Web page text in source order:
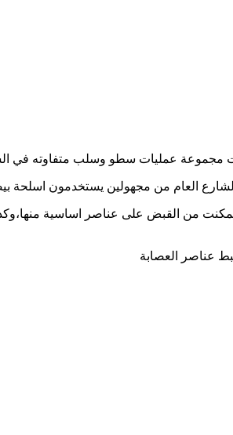
العام من مجهولين يستخدمون اسلحة
من القبض على عناصر اساسية
عناصر العصابة